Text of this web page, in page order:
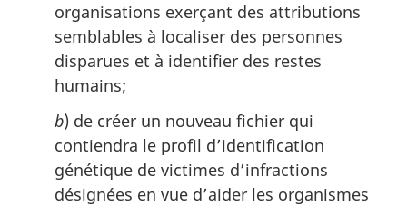
organisations exerçant des attributions
semblables à localiser des personnes
disparues et à identifier des restes
humains;
b) de créer un nouveau fichier qui
contiendra le profil d’identification
génétique de victimes d’infractions
désignées en vue d’aider les organismes